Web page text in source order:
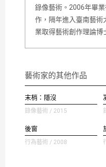
錄像藝術。2006年畢
作，隔年進入臺南藝術
業取得藝術創作理論博
藝術家的其他作品
末梢：隱沒
錄像藝術 / 2015
後窗
行為藝術 / 2008